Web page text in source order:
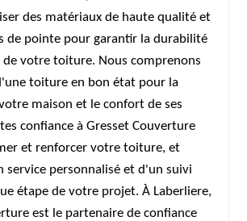
des matériaux de haute qualité et
de pointe pour garantir la durabilité
votre toiture. Nous comprenons
toiture en bon état pour la
maison et le confort de ses
confiance à Gresset Couverture
et renforcer votre toiture, et
service personnalisé et d'un suivi
étape de votre projet. À Laberliere,
est le partenaire de confiance